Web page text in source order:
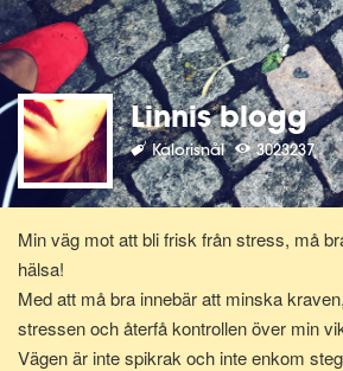
Linnis blogg
Kalorisnål 3023237
Min väg mot att bli frisk från stress, må
hälsa!
Med att må bra innebär att minska
stressen och återfå kontrollen över min
Vägen är inte spikrak och inte enkom